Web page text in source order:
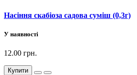
Насіння скабіоза садова суміш (0,3г)
У наявності
12.00 грн.
Купити